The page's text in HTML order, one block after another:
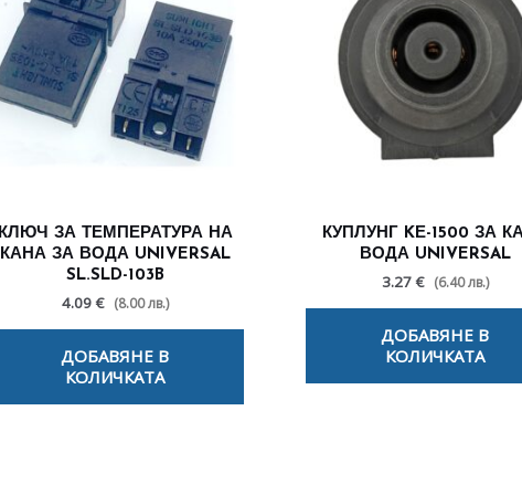
КЛЮЧ ЗА ТЕМПЕРАТУРА НА
КАНА ЗА ВОДА UNIVERSAL
SL.SLD-103B
4.09 € (8.00 лв.)
ДОБАВЯНЕ В
КОЛИЧКАТА
КУПЛУНГ KЕ-1500 ЗА
ВОДА UNIVERSAL
3.27 € (6.40 лв.)
ДОБАВЯНЕ В
КОЛИЧКАТА